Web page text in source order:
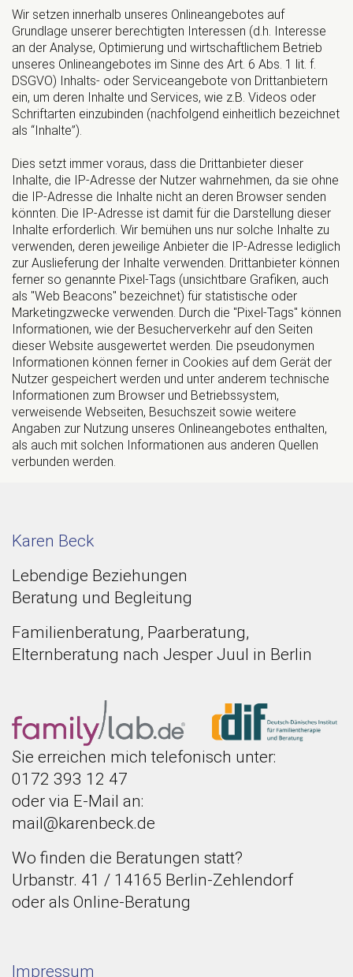
Wir setzen innerhalb unseres Onlineangebotes auf
Grundlage unserer berechtigten Interessen (d.h. Interesse
an der Analyse, Optimierung und wirtschaftlichem Betrieb
unseres Onlineangebotes im Sinne des Art. 6 Abs. 1 lit. f.
DSGVO) Inhalts- oder Serviceangebote von Drittanbietern
ein, um deren Inhalte und Services, wie z.B. Videos oder
Schriftarten einzubinden (nachfolgend einheitlich bezeichnet
als “Inhalte”).
Dies setzt immer voraus, dass die Drittanbieter dieser
Inhalte, die IP-Adresse der Nutzer wahrnehmen, da sie ohne
die IP-Adresse die Inhalte nicht an deren Browser senden
könnten. Die IP-Adresse ist damit für die Darstellung dieser
Inhalte erforderlich. Wir bemühen uns nur solche Inhalte zu
verwenden, deren jeweilige Anbieter die IP-Adresse lediglich
zur Auslieferung der Inhalte verwenden. Drittanbieter können
ferner so genannte Pixel-Tags (unsichtbare Grafiken, auch
als "Web Beacons" bezeichnet) für statistische oder
Marketingzwecke verwenden. Durch die "Pixel-Tags" können
Informationen, wie der Besucherverkehr auf den Seiten
dieser Website ausgewertet werden. Die pseudonymen
Informationen können ferner in Cookies auf dem Gerät der
Nutzer gespeichert werden und unter anderem technische
Informationen zum Browser und Betriebssystem,
verweisende Webseiten, Besuchszeit sowie weitere
Angaben zur Nutzung unseres Onlineangebotes enthalten,
als auch mit solchen Informationen aus anderen Quellen
verbunden werden.
Karen Beck
Lebendige Beziehungen
Beratung und Begleitung
Familienberatung, Paarberatung,
Elternberatung nach Jesper Juul in Berlin
Sie erreichen mich telefonisch unter:
0172 393 12 47
oder via E-Mail an:
mail@karenbeck.de
Wo finden die Beratungen statt?
Urbanstr. 41 / 14165 Berlin-Zehlendorf
oder als Online-Beratung
Impressum